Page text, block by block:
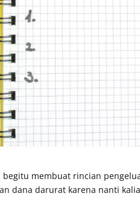
membuat rincian
dana darurat karena nanti